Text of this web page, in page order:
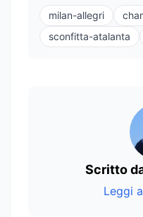
milan-allegri
sconfitta-atalanta
Scritto
Leggi